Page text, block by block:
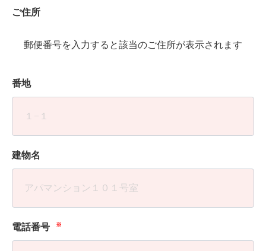
ご住所
郵便番号を入力すると該当のご住所が表示されます
番地
建物名
電話番号 ※